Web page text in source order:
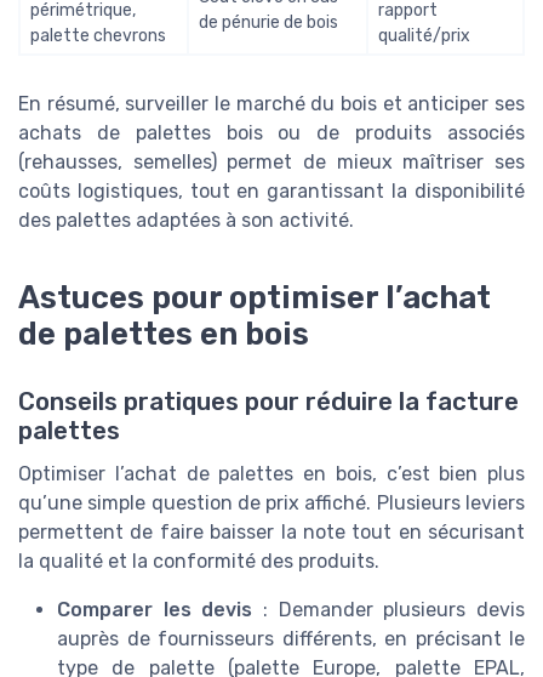
périmétrique,
palette chevrons
de pénurie de bois
rapport
qualité/prix
En résumé, surveiller le marché du bois et anticiper ses
achats de palettes bois ou de produits associés
(rehausses, semelles) permet de mieux maîtriser ses
coûts logistiques, tout en garantissant la disponibilité
des palettes adaptées à son activité.
Astuces pour optimiser l’achat
de palettes en bois
Conseils pratiques pour réduire la facture
palettes
Optimiser l’achat de palettes en bois, c’est bien plus
qu’une simple question de prix affiché. Plusieurs leviers
permettent de faire baisser la note tout en sécurisant
la qualité et la conformité des produits.
Comparer les devis : Demander plusieurs devis
auprès de fournisseurs différents, en précisant le
type de palette (palette Europe, palette EPAL,